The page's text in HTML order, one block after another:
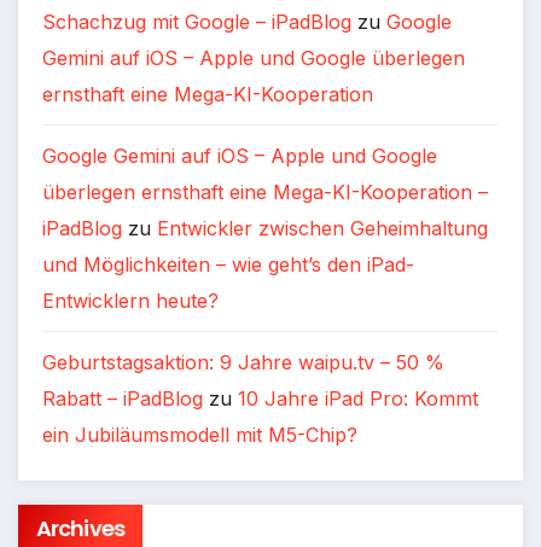
Schachzug mit Google – iPadBlog zu Google
Gemini auf iOS – Apple und Google überlegen
ernsthaft eine Mega-KI-Kooperation
Google Gemini auf iOS – Apple und Google
überlegen ernsthaft eine Mega-KI-Kooperation –
iPadBlog zu Entwickler zwischen Geheimhaltung
und Möglichkeiten – wie geht’s den iPad-
Entwicklern heute?
Geburtstagsaktion: 9 Jahre waipu.tv – 50 %
Rabatt – iPadBlog zu 10 Jahre iPad Pro: Kommt
ein Jubiläumsmodell mit M5-Chip?
Archives